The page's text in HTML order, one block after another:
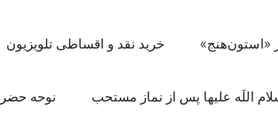
«استون‌هنج» خرید نقد و اقساطی تلویزیون
اللَه علیها پس از نماز مستحب نوحه